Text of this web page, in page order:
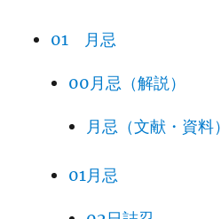
01 月忌
00月忌（解説）
月忌（文献・資料）
01月忌